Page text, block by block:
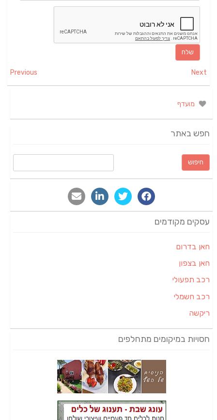
Previous Next
מועדף
חפש באתר
חיפוש:
עסקים מקודמים
חאן בדרום
חאן בצפון
רכב תפעולי
רכב חשמלי
ריקשה
חסויות במיקומים מתחלפים